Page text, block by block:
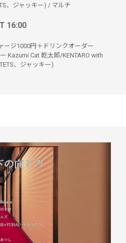
、ジャッキー) / マルチ
16:00
ージ1000円＋ドリンクオーダー
Kazumi Cat 乾太郎/KENTARO with
、ジャッキー)